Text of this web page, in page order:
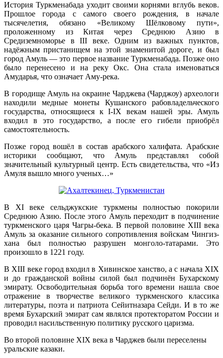
История Туркменабада уходит своими корнями вглубь веков.
Прошлое города с самого своего рождения, в начале
тысячелетия, обязано «Великому Шёлковому пути»,
проложенному из Китая через Среднюю Азию в
Средиземноморье в III веке. Одним из важных пунктов,
надёжным пристанищем на этой знаменитой дороге, и был
город Амуль — это первое название Туркменабада. Позже оно
было перенесено и на реку Окс. Она стала именоваться
Амударья, что означает Аму-река.
В городище Амуль на окраине Чарджева (Чарджоу) археологи
находили медные монеты Кушанского рабовладельческого
государства, относящиеся к I-IX векам нашей эры. Амуль
входил в это государство, а после его гибели приобрёл
самостоятельность.
Позже город вошёл в состав арабского халифата. Арабские
историки сообщают, что Амуль представлял собой
значительный культурный центр. Есть свидетельства, что «Из
Амуля вышло много ученых…»
В XI веке сельджукские туркмены полностью покорили
Среднюю Азию. После этого Амуль переходит в подчинение
туркменского царя Чагры-бека. В первой половине XIII века
Амуль за оказание сильного сопротивления войскам Чингиз-
хана был полностью разрушен монголо-татарами. Это
произошло в 1221 году.
В XIII веке город входил в Хивинское ханство, а с начала XIX
и до гражданской войны силой был подчинён Бухарскому
эмирату. Освободительная борьба того времени нашла свое
отражение в творчестве великого туркменского классика
литературы, поэта и патриота Сейитназара Сейди. И в то же
время Бухарский эмират сам являлся протекторатом России и
проводил насильственную политику русского царизма.
Во второй половине XIX века в Чарджев были переселены
уральские казаки.